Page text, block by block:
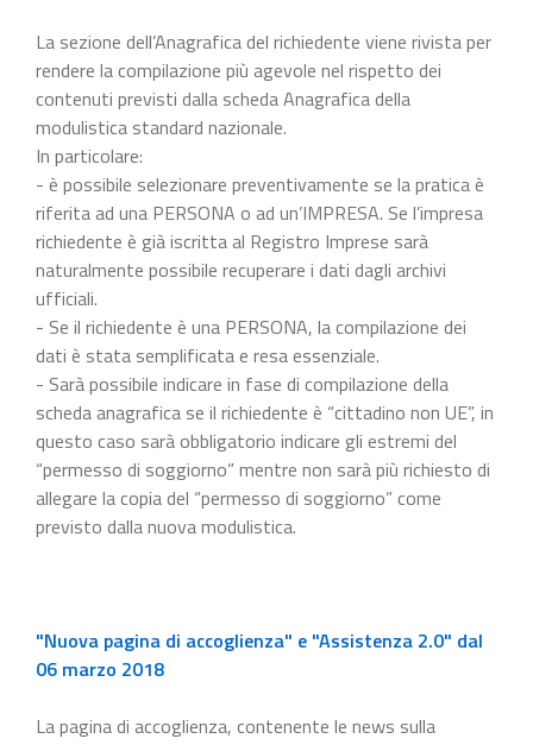
La sezione dell’Anagrafica del richiedente viene rivista per
rendere la compilazione più agevole nel rispetto dei
contenuti previsti dalla scheda Anagrafica della
modulistica standard nazionale.
In particolare:
- è possibile selezionare preventivamente se la pratica è
riferita ad una PERSONA o ad un’IMPRESA. Se l’impresa
richiedente è già iscritta al Registro Imprese sarà
naturalmente possibile recuperare i dati dagli archivi
ufficiali.
- Se il richiedente è una PERSONA, la compilazione dei
dati è stata semplificata e resa essenziale.
- Sarà possibile indicare in fase di compilazione della
scheda anagrafica se il richiedente è “cittadino non UE”, in
questo caso sarà obbligatorio indicare gli estremi del
“permesso di soggiorno” mentre non sarà più richiesto di
allegare la copia del “permesso di soggiorno” come
previsto dalla nuova modulistica.
"Nuova pagina di accoglienza" e "Assistenza 2.0" dal
06 marzo 2018
La pagina di accoglienza, contenente le news sulla